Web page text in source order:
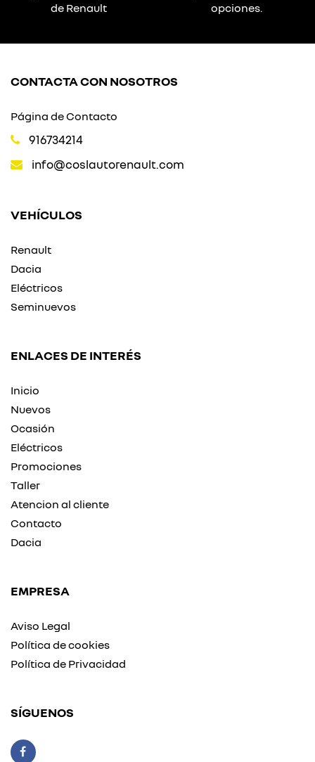
de Renault
opciones.
CONTACTA CON NOSOTROS
Página de Contacto
916734214
info@coslautorenault.com
VEHÍCULOS
Renault
Dacia
Eléctricos
Seminuevos
ENLACES DE INTERÉS
Inicio
Nuevos
Ocasión
Eléctricos
Promociones
Taller
Atencion al cliente
Contacto
Dacia
EMPRESA
Aviso Legal
Política de cookies
Política de Privacidad
SÍGUENOS